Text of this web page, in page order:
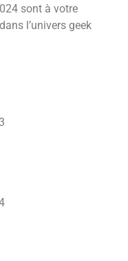
sont à votre
l’univers geek